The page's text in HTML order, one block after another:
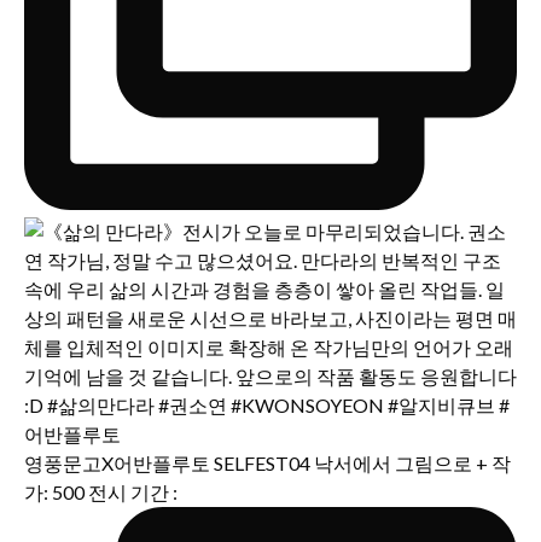
영풍문고X어반플루토 SELFEST04 낙서에서 그림으로 + 작
가: 500 전시 기간 :